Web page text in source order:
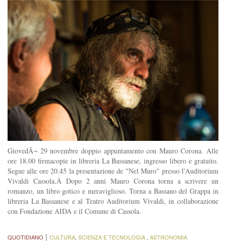
GiovedÃ¬ 29 novembre doppio appuntamento con Mauro Corona. Alle
ore 18.00 firmacopie in libreria La Bassanese, ingresso libero e gratuito.
Segue alle ore 20.45 la presentazione de "Nel Muro" presso l'Auditorium
Vivaldi Cassola.Â Dopo 2 anni Mauro Corona torna a scrivere un
romanzo, un libro gotico e meraviglioso. Torna a Bassano del Grappa in
libreria La Bassanese e al Teatro Auditorium Vivaldi, in collaborazione
con Fondazione AIDA e il Comune di Cassola.
QUOTIDIANO | CULTURA SCIENZA E TECNOLOGIA ASTRONOMIA